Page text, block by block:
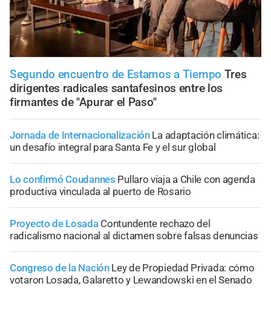
Segundo encuentro de Estamos a Tiempo Tres
dirigentes radicales santafesinos entre los
firmantes de "Apurar el Paso"
Jornada de Internacionalización La adaptación climática:
un desafío integral para Santa Fe y el sur global
Lo confirmó Coudannes Pullaro viaja a Chile con agenda
productiva vinculada al puerto de Rosario
Proyecto de Losada Contundente rechazo del
radicalismo nacional al dictamen sobre falsas denuncias
Congreso de la Nación Ley de Propiedad Privada: cómo
votaron Losada, Galaretto y Lewandowski en el Senado